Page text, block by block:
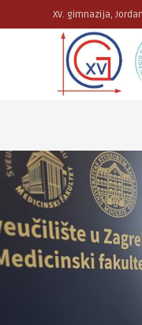
XV. gimnazija,